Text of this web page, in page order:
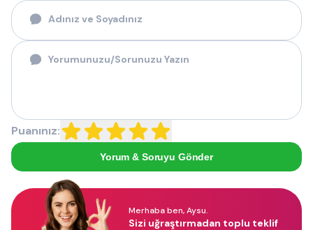
Puanınız:
Yorum & Soruyu Gönder
Merhaba ben, Aysu.
Sizi uğraştırmadan toplu teklif